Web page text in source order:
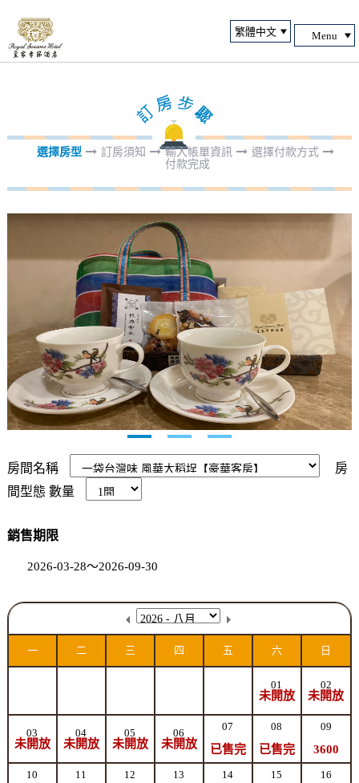
Menu
選擇房型 訂房須知 輸入帳單資訊
選擇付款方式
付款完成
房間名稱
房
間型態 數量
銷售期限
2026-03-28～2026-09-30
一 二 三 四 五 六 日
01
未開放
02
未開放
03
未開放
04
未開放
05
未開放
06
未開放
07
已售完
08
已售完
09
3600
10 11 12 13 14 15 16